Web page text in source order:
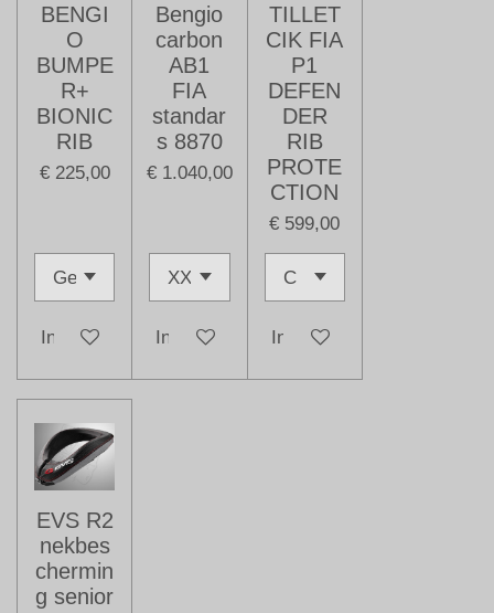
BENGI
O
BUMPE
R+
BIONIC
RIB
€ 225,00
In winkelwagen
Bengio
carbon
AB1
FIA
standar
s 8870
€ 1.040,00
In winkelwagen
TILLET
CIK FIA
P1
DEFEN
DER
RIB
PROTE
CTION
€ 599,00
In winkelwagen
EVS R2
nekbes
chermin
g senior